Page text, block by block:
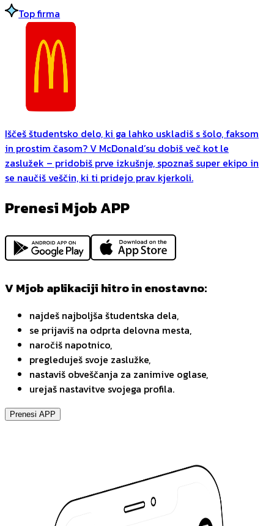
Top firma
Iščeš študentsko delo, ki ga lahko uskladiš s šolo, faksom
in prostim časom? V McDonald’su dobiš več kot le
zaslužek – pridobiš prve izkušnje, spoznaš super ekipo in
se naučiš veščin, ki ti pridejo prav kjerkoli.
Prenesi Mjob APP
V Mjob aplikaciji hitro in enostavno:
najdeš najboljša študentska dela,
se prijaviš na odprta delovna mesta,
naročiš napotnico,
pregleduješ svoje zaslužke,
nastaviš obveščanja za zanimive oglase,
urejaš nastavitve svojega profila.
Prenesi APP